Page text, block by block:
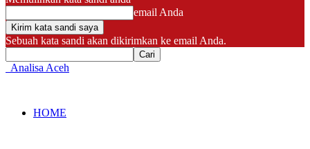
email Anda
Sebuah kata sandi akan dikirimkan ke email Anda.
Analisa Aceh
HOME